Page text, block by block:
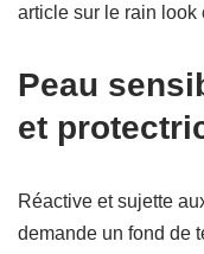
article sur le rain look
Peau
et
Réactive et sujette
demande un fond de